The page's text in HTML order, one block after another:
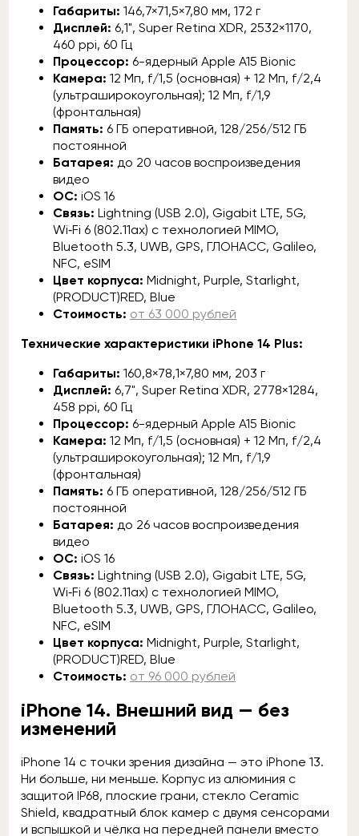
Габариты: 146,7×71,5×7,80 мм, 172 г
Дисплей: 6,1", Super Retina XDR, 2532×1170,
460 ppi, 60 Гц
Процессор: 6-ядерный Apple A15 Bionic
Камера: 12 Мп, f/1,5 (основная) + 12 Мп, f/2,4
(ультраширокоугольная); 12 Мп, f/1,9
(фронтальная)
Память: 6 ГБ оперативной, 128/256/512 ГБ
постоянной
Батарея: до 20 часов воспроизведения
видео
ОС: iOS 16
Связь: Lightning (USB 2.0), Gigabit LTE, 5G,
Wi‑Fi 6 (802.11ax) с технологией MIMO,
Bluetooth 5.3, UWB, GPS, ГЛОНАСС, Galileo,
NFC, eSIM
Цвет корпуса: Midnight, Purple, Starlight,
(PRODUCT)RED, Blue
Стоимость: от 63 000 рублей
Технические характеристики iPhone 14 Plus:
Габариты: 160,8×78,1×7,80 мм, 203 г
Дисплей: 6,7", Super Retina XDR, 2778×1284,
458 ppi, 60 Гц
Процессор: 6-ядерный Apple A15 Bionic
Камера: 12 Мп, f/1,5 (основная) + 12 Мп, f/2,4
(ультраширокоугольная); 12 Мп, f/1,9
(фронтальная)
Память: 6 ГБ оперативной, 128/256/512 ГБ
постоянной
Батарея: до 26 часов воспроизведения
видео
ОС: iOS 16
Связь: Lightning (USB 2.0), Gigabit LTE, 5G,
Wi‑Fi 6 (802.11ax) с технологией MIMO,
Bluetooth 5.3, UWB, GPS, ГЛОНАСС, Galileo,
NFC, eSIM
Цвет корпуса: Midnight, Purple, Starlight,
(PRODUCT)RED, Blue
Стоимость: от 96 000 рублей
iPhone 14. Внешний вид — без
изменений
iPhone 14 с точки зрения дизайна — это iPhone 13.
Ни больше, ни меньше. Корпус из алюминия с
защитой IP68, плоские грани, стекло Ceramic
Shield, квадратный блок камер с двумя сенсорами
и вспышкой и чёлка на передней панели вместо